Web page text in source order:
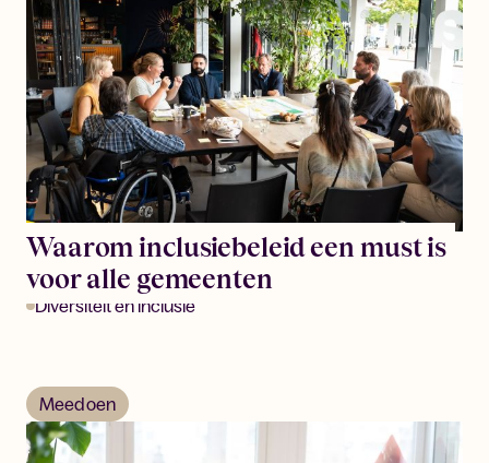
Waarom inclusiebeleid een must is
voor alle gemeenten
Diversiteit en inclusie
Meedoen